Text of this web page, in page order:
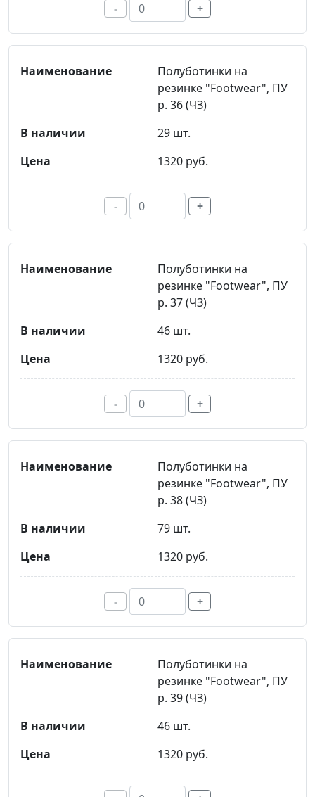
- +
Полуботинки на
резинке "Footwear", ПУ
р. 36 (ЧЗ)
29 шт.
1320 руб.
- +
Полуботинки на
резинке "Footwear", ПУ
р. 37 (ЧЗ)
46 шт.
1320 руб.
- +
Полуботинки на
резинке "Footwear", ПУ
р. 38 (ЧЗ)
79 шт.
1320 руб.
- +
Полуботинки на
резинке "Footwear", ПУ
р. 39 (ЧЗ)
46 шт.
1320 руб.